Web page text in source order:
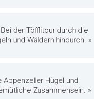
der Töfflitour durch die
und Wäldern hindurch. »
Appenzeller Hügel und
Zusammensein. »